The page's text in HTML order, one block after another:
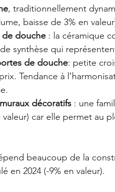
, traditionnellement
baisse de 3% en
de douche : la céramique
synthèse qui
de douche: petite
Tendance à
décoratifs : une
valeur) car elle permet au
beaucoup de la
en 2024 (-9% en valeur).